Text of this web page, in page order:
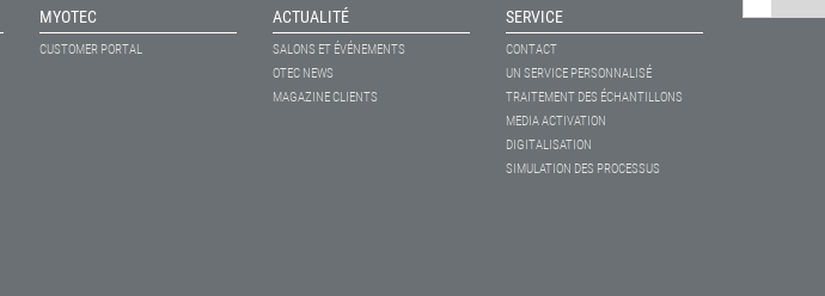
MYOTEC
CUSTOMER PORTAL
ACTUALITÉ
SALONS ET ÉVÉNEMENTS
OTEC NEWS
MAGAZINE CLIENTS
SERVICE
CONTACT
UN SERVICE PERSONNALISÉ
TRAITEMENT DES ÉCHANTILLONS
MEDIA ACTIVATION
DIGITALISATION
SIMULATION DES PROCESSUS